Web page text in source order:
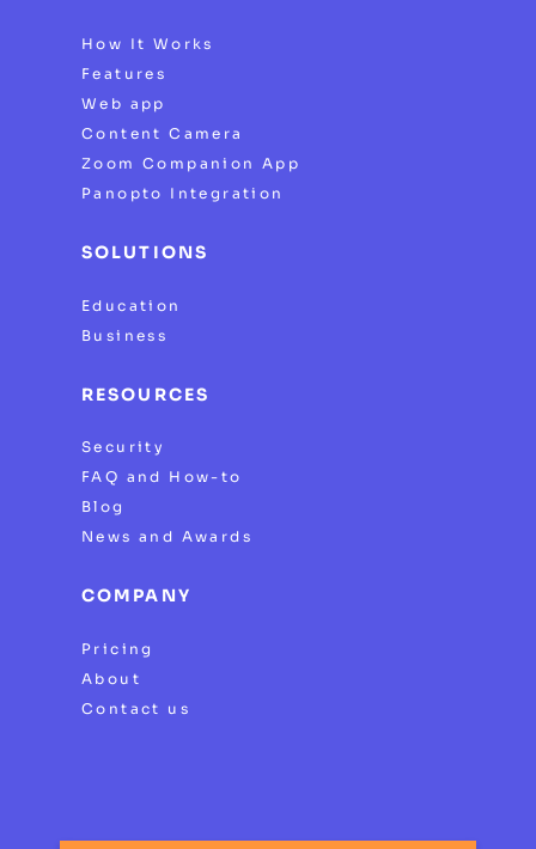
How It Works
Features
Web app
Content Camera
Zoom Companion App
Panopto Integration
SOLUTIONS
Education
Business
RESOURCES
Security
FAQ and How-to
Blog
News and Awards
COMPANY
Pricing
About
Contact us